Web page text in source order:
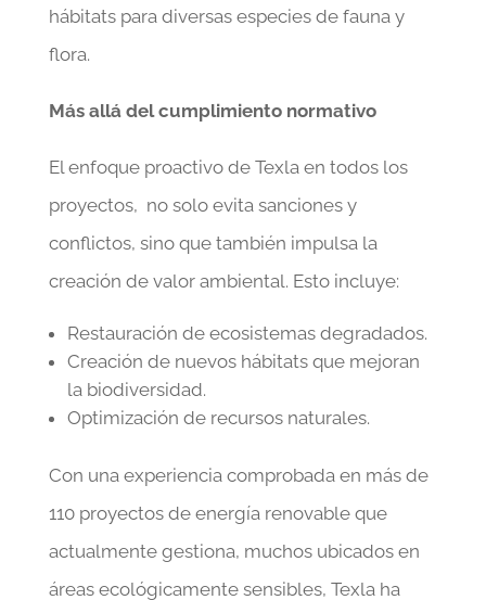
hábitats para diversas especies de fauna y
flora.
Más allá del cumplimiento normativo
El enfoque proactivo de Texla en todos los
proyectos, no solo evita sanciones y
conflictos, sino que también impulsa la
creación de valor ambiental. Esto incluye:
Restauración de ecosistemas degradados.
Creación de nuevos hábitats que mejoran
la biodiversidad.
Optimización de recursos naturales.
Con una experiencia comprobada en más de
110 proyectos de energía renovable que
actualmente gestiona, muchos ubicados en
áreas ecológicamente sensibles, Texla ha